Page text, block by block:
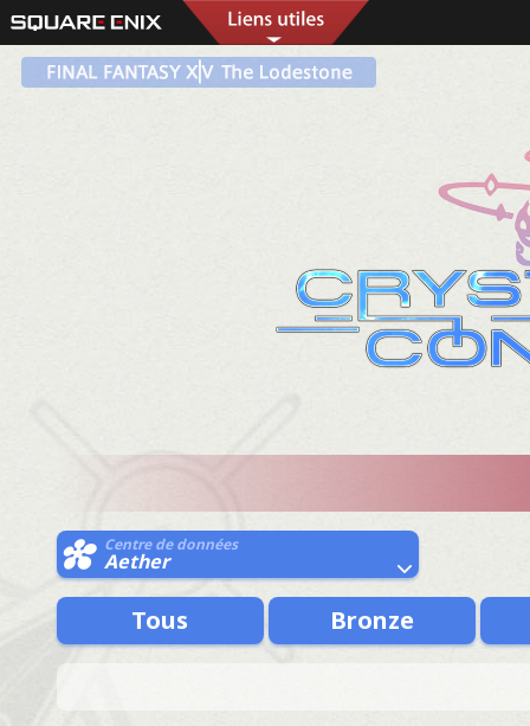
Centre de données
Aether
Tous Bronze